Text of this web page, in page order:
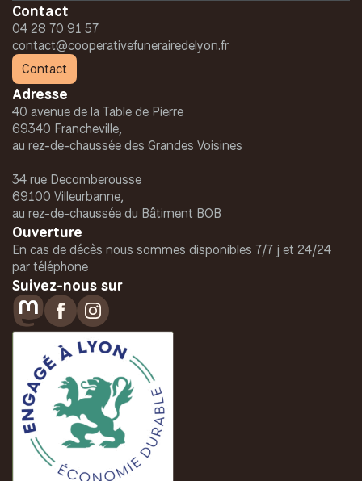
Contact
04 28 70 91 57
contact@cooperativefunerairedelyon.fr
Contact
Adresse
40 avenue de la Table de Pierre
69340 Francheville,
au rez-de-chaussée des Grandes Voisines
34 rue Decomberousse
69100 Villeurbanne,
au rez-de-chaussée du Bâtiment BOB
Ouverture
En cas de décès nous sommes disponibles 7/7 j et 24/24
par téléphone
Suivez-nous sur